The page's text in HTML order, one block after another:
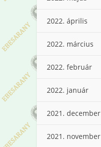
2022. április
2022. március
2022. február
2022. január
2021. december
2021. november